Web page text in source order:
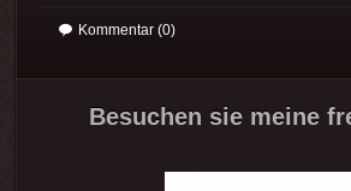
Kommentar (0)
Besuchen sie meine